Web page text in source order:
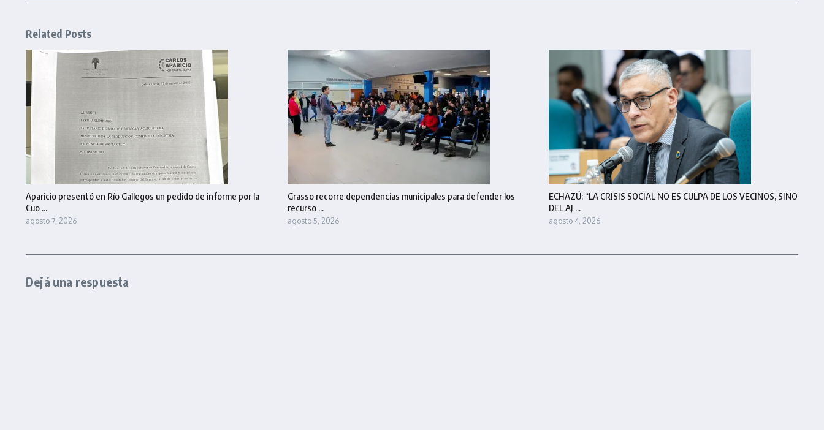
Related Posts
Aparicio presentó en Río Gallegos un pedido de informe por la
Cuo ...
agosto 7, 2026
Grasso recorre dependencias municipales para defender los
recurso ...
agosto 5, 2026
ECHAZÚ: “LA CRISIS SOCIAL NO ES CULPA DE LOS VECINOS, SINO
DEL AJ ...
agosto 4, 2026
Dejá una respuesta